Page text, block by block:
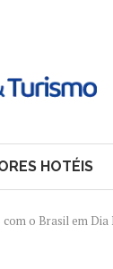
HOTÉIS
o Brasil em Dia